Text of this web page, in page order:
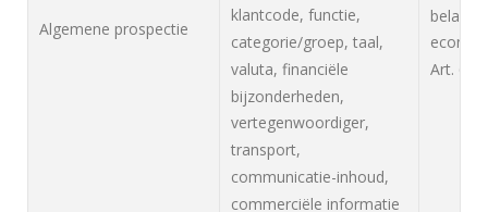
Algemene prospectie
klantcode, functie,
categorie/groep, taal,
valuta, financiële
bijzonderheden,
vertegenwoordiger,
transport,
communicatie-inhoud,
commerciële informatie
belang:
Art.